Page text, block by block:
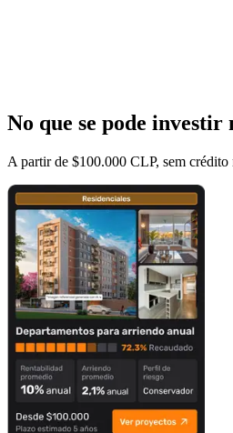
No que se pode investir
A partir de $100.000 CLP, sem crédito